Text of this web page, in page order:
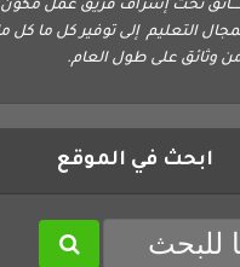
التعليم إلى توفير كل ما كل ما
من وثائق على طول العام.